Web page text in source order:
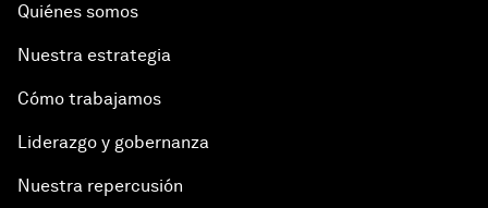
Quiénes somos
Nuestra estrategia
Cómo trabajamos
Liderazgo y gobernanza
Nuestra repercusión